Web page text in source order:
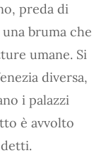
preda di
bruma che
umane. Si
diversa,
i palazzi
è avvolto